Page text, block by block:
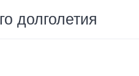
долголетия